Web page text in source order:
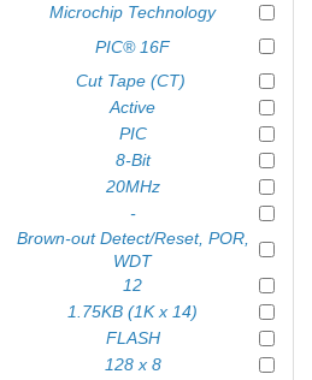
Microchip Technology
PIC® 16F
Cut Tape (CT)
Active
PIC
8-Bit
20MHz
-
Brown-out Detect/Reset, POR,
WDT
12
1.75KB (1K x 14)
FLASH
128 x 8